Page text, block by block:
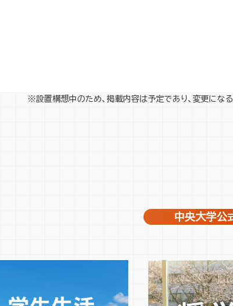
中央大学公
※設置構想中のため、掲載内容は予定であり、変更になる